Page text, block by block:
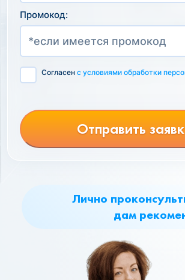
Лично
дам
Промокод:
Согласен с условиями обработки
Отправить